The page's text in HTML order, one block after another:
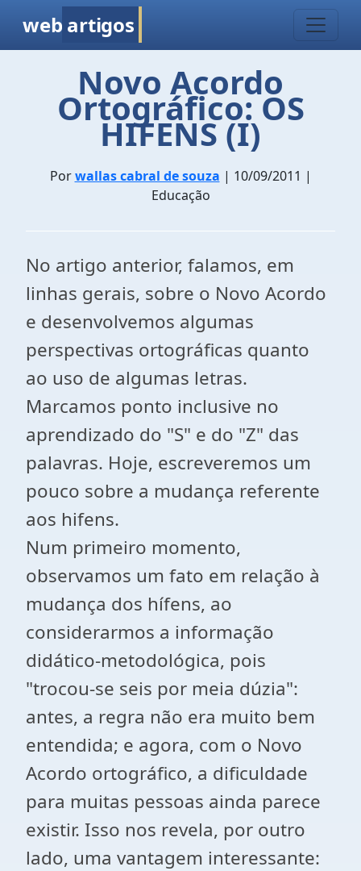
web artigos
Novo Acordo
Ortográfico: OS
HIFENS (I)
Porwallas cabral de souza | 10/09/2011 |
Educação
No artigo anterior, falamos, em
linhas gerais, sobre o Novo Acordo
e desenvolvemos algumas
perspectivas ortográficas quanto
ao uso de algumas letras.
Marcamos ponto inclusive no
aprendizado do "S" e do "Z" das
palavras. Hoje, escreveremos um
pouco sobre a mudança referente
aos hifens.
Num primeiro momento,
observamos um fato em relação à
mudança dos hífens, ao
considerarmos a informação
didático-metodológica, pois
"trocou-se seis por meia dúzia":
antes, a regra não era muito bem
entendida; e agora, com o Novo
Acordo ortográfico, a dificuldade
para muitas pessoas ainda parece
existir. Isso nos revela, por outro
lado, uma vantagem interessante: